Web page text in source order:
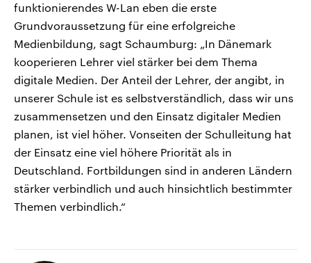
funktionierendes W-Lan eben die erste
Grundvoraussetzung für eine erfolgreiche
Medienbildung, sagt Schaumburg: „In Dänemark
kooperieren Lehrer viel stärker bei dem Thema
digitale Medien. Der Anteil der Lehrer, der angibt, in
unserer Schule ist es selbstverständlich, dass wir uns
zusammensetzen und den Einsatz digitaler Medien
planen, ist viel höher. Vonseiten der Schulleitung hat
der Einsatz eine viel höhere Priorität als in
Deutschland. Fortbildungen sind in anderen Ländern
stärker verbindlich und auch hinsichtlich bestimmter
Themen verbindlich.“